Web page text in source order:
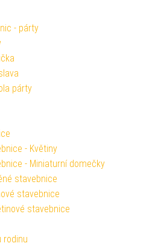
- párty
párty
- Květiny
- Miniaturní domečky
stavebnice
stavebnice
stavebnice
rodinu